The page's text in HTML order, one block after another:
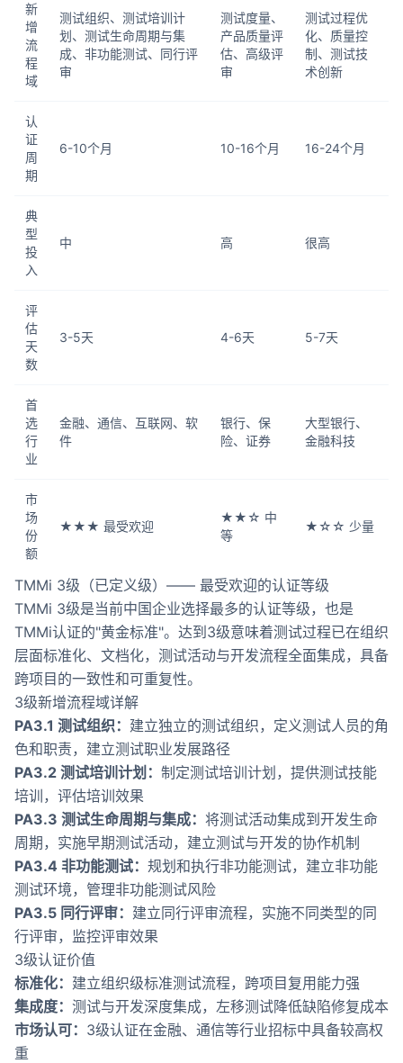
新
增
流
程
域
测试组织、测试培训计
划、测试生命周期与集
成、非功能测试、同行评
审
测试度量、
产品质量评
估、高级评
审
测试过程优
化、质量控
制、测试技
术创新
认
证
周
期
6-10个月 10-16个月 16-24个月
典
型
投
入
中 高 很高
评
估
天
数
3-5天 4-6天 5-7天
首
选
行
业
金融、通信、互联网、软
件
银行、保
险、证券
大型银行、
金融科技
市
场
份
额
★★★ 最受欢迎
★★☆ 中
等
★☆☆ 少量
TMMi 3级（已定义级）—— 最受欢迎的认证等级
TMMi 3级是当前中国企业选择最多的认证等级，也是
TMMi认证的"黄金标准"。达到3级意味着测试过程已在组织
层面标准化、文档化，测试活动与开发流程全面集成，具备
跨项目的一致性和可重复性。
3级新增流程域详解
PA3.1 测试组织： 建立独立的测试组织，定义测试人员的角
色和职责，建立测试职业发展路径
PA3.2 测试培训计划： 制定测试培训计划，提供测试技能
培训，评估培训效果
PA3.3 测试生命周期与集成： 将测试活动集成到开发生命
周期，实施早期测试活动，建立测试与开发的协作机制
PA3.4 非功能测试： 规划和执行非功能测试，建立非功能
测试环境，管理非功能测试风险
PA3.5 同行评审： 建立同行评审流程，实施不同类型的同
行评审，监控评审效果
3级认证价值
标准化： 建立组织级标准测试流程，跨项目复用能力强
集成度： 测试与开发深度集成，左移测试降低缺陷修复成本
市场认可： 3级认证在金融、通信等行业招标中具备较高权
重